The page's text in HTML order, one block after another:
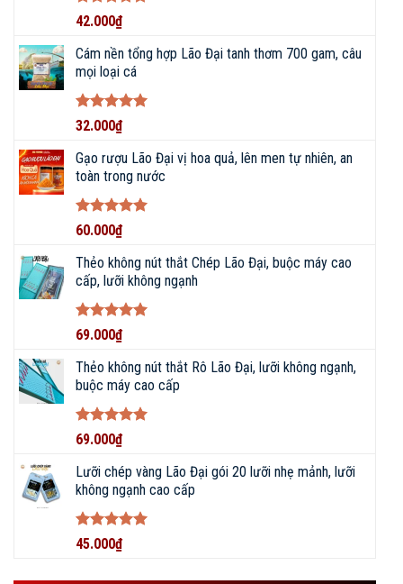
Được xếp
55
sao
42.000₫
Cám nền tổng hợp Lão Đại tanh thơm 700 gam, câu
mọi loại cá
Được xếp
55
sao
32.000₫
Gạo rượu Lão Đại vị hoa quả, lên men tự nhiên, an
toàn trong nước
Được xếp
55
sao
60.000₫
Thẻo không nút thắt Chép Lão Đại, buộc máy cao
cấp, lưỡi không ngạnh
Được xếp
55
sao
69.000₫
Thẻo không nút thắt Rô Lão Đại, lưỡi không ngạnh,
buộc máy cao cấp
Được xếp
55
sao
69.000₫
Lưỡi chép vàng Lão Đại gói 20 lưỡi nhẹ mảnh, lưỡi
không ngạnh cao cấp
Được xếp
55
45.000₫